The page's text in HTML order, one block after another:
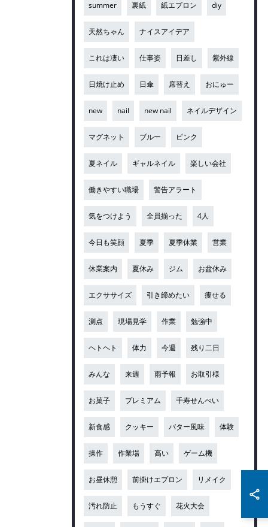
summer 裏紙 紙エプロン diy
天然ちゃん ナイスアイデア
これは凄い 仕事姿 日差し 紫外線
日焼け止め 日傘 席替え おにゅー
new nail new nail ネイルデザイン
マグネット ブルー ピンク
夏ネイル ギャルネイル 楽しい会社
働きやすい職場 警告アラート
気をつけよう 全員揃った 4人
今日も笑顔 夏季 夏季休業 営業
休業案内 夏休み ジム お盆休み
エクササイズ 引き締めたい 痩せる
測点 現場見学 作業 勉強中
ヘトヘト 体力 今週 残り二日
みんな 来週 雨予報 お取引様
お菓子 プレミアム 千寿せんべい
新食感 クッキー バター風味 体験
操作 作業場 高い ゲーム機
お昼休憩 前掛けエプロン リメイク
汚れ防止 もうすぐ 花火大会